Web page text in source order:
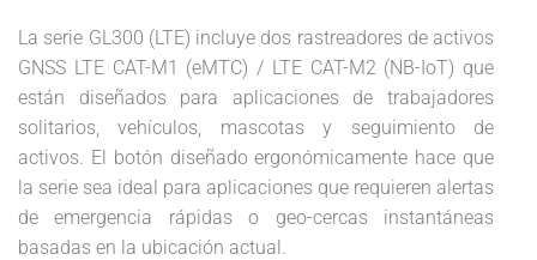
La serie GL300 (LTE) incluye dos rastreadores de activos
GNSS LTE CAT-M1 (eMTC) / LTE CAT-M2 (NB-IoT) que
están diseñados para aplicaciones de trabajadores
solitarios, vehículos, mascotas y seguimiento de
activos. El botón diseñado ergonómicamente hace que
la serie sea ideal para aplicaciones que requieren alertas
de emergencia rápidas o geo-cercas instantáneas
basadas en la ubicación actual.